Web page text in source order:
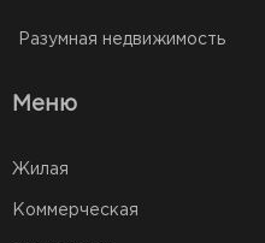
Разумная недвижимость
Меню
Жилая
Коммерческая